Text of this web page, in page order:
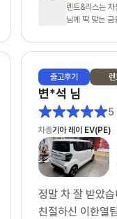
렌트&리스는
님께 딱 맞는 금
출고후기
변*석 님
5
차종기아 레이 EV(PE)
정말 차 잘 받았
친절하신 이한열